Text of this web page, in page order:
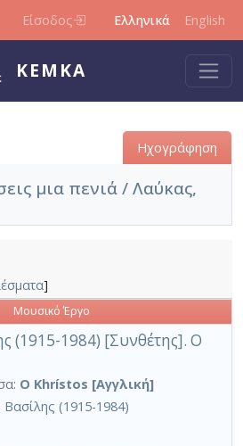
Είσοδος Ελληνικά English
ΚΕΜΚΑ
Ηχογράφηση
μια πενιά / Λαύκας,
]
(1915-1984) [Συνθέτης]. Ο
Μουσικό Έργο
O Khrístos [Αγγλική]
Βασίλης (1915-1984)